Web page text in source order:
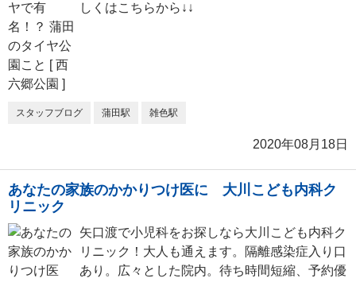
しくはこちらから↓↓
スタッフブログ 蒲田駅 雑色駅
2020年08月18日
あなたの家族のかかりつけ医に 大川こども内科ク
リニック
矢口渡で小児科をお探しなら大川こども内科ク
リニック！大人も通えます。隔離感染症入り口
あり。広々とした院内。待ち時間短縮、予約優